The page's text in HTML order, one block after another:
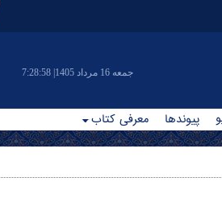
7:28:58 |جمعه 16 مرداد 1405
پیوندها معرفی کتاب